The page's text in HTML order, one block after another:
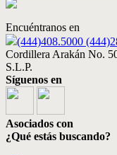
Encuéntranos en
(444)408.5000
Cordillera Arakán No.
S.L.P.
Síguenos en
Asociados con
¿Qué estás buscando?